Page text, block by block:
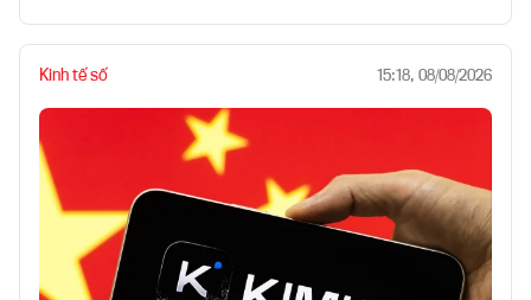
Kinh tế số 15:18, 08/08/2026